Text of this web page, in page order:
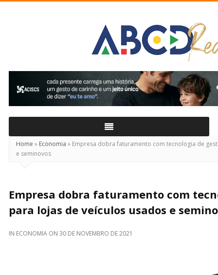
Home » Economia » Empresa dobra faturamento com tecnologia de
e seminovos
Empresa dobra faturamento com
para lojas de veículos usados e
IN ECONOMIA ON 30 DE NOVEMBRO DE 2021